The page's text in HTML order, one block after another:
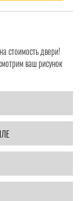
стоимость двери!
ваш рисунок